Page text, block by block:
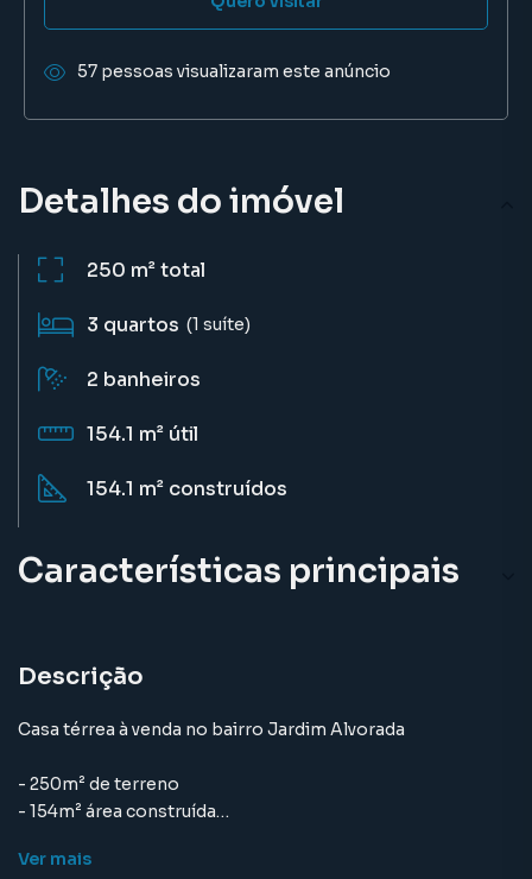
Detalhes do imóvel
250 m²total
3 quartos (1 suíte)
2 banheiros
154.1 m² útil
154.1 m² construídos
Características principais
Descrição
Casa térrea à venda no bairro Jardim Alvorada
- 250m² de terreno
- 154m² área construída
- 3 Quartos- 1 Suíte
Ver mais
57 pessoas visualizaram este anúncio